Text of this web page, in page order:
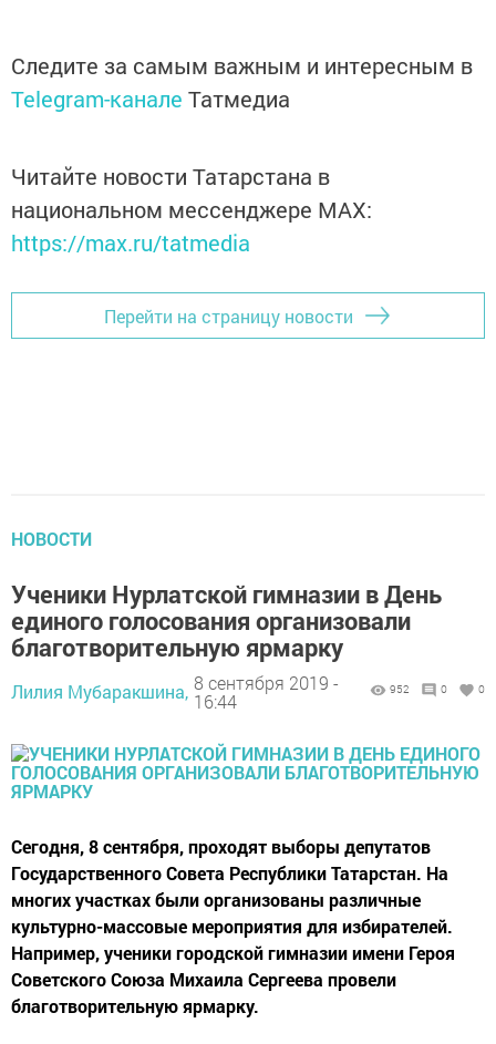
Следите за самым важным и интересным в
Telegram-канале Татмедиа
Читайте новости Татарстана в
национальном мессенджере MАХ:
https://max.ru/tatmedia
Перейти на страницу новости
НОВОСТИ
Ученики Нурлатской гимназии в День
единого голосования организовали
благотворительную ярмарку
Лилия Мубаракшина, 8 сентября 2019 -
16:44
952 0 0
Сегодня, 8 сентября, проходят выборы депутатов
Государственного Совета Республики Татарстан. На
многих участках были организованы различные
культурно-массовые мероприятия для избирателей.
Например, ученики городской гимназии имени Героя
Советского Союза Михаила Сергеева провели
благотворительную ярмарку.